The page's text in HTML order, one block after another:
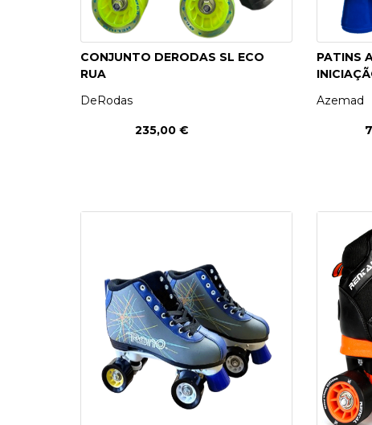
CONJUNTO DERODAS SL ECO
RUA
DeRodas
235,00 €
PATINS
Azemad